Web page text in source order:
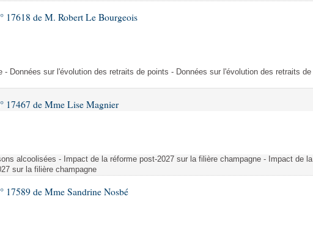
17618 de M. Robert Le Bourgeois
- Données sur l'évolution des retraits de points - Données sur l'évolution des retraits de
17467 de Mme Lise Magnier
alcoolisées - Impact de la réforme post-2027 sur la filière champagne - Impact de la
sur la filière champagne
17589 de Mme Sandrine Nosbé